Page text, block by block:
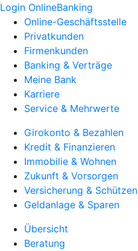
Login OnlineBanking
Online-Geschäftsstelle
Privatkunden
Firmenkunden
Banking & Verträge
Meine Bank
Karriere
Service & Mehrwerte
Girokonto & Bezahlen
Kredit & Finanzieren
Immobilie & Wohnen
Zukunft & Vorsorgen
Versicherung & Schützen
Geldanlage & Sparen
Übersicht
Beratung